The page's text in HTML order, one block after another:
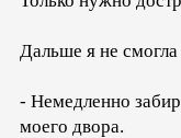
Дальше я не смогла
- Немедленно
моего двора.